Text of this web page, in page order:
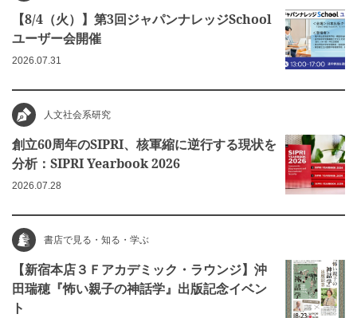
【8/4（火）】第3回ジャパンナレッジSchool
ユーザー会開催
2026.07.31
人文社会系研究
創立60周年のSIPRI、核軍縮に逆行する現状を
分析：SIPRI Yearbook 2026
2026.07.28
書店で見る・知る・学ぶ
【新宿本店３Ｆアカデミック・ラウンジ】沖
田瑞穂『怖い親子の神話学』出版記念イベン
ト